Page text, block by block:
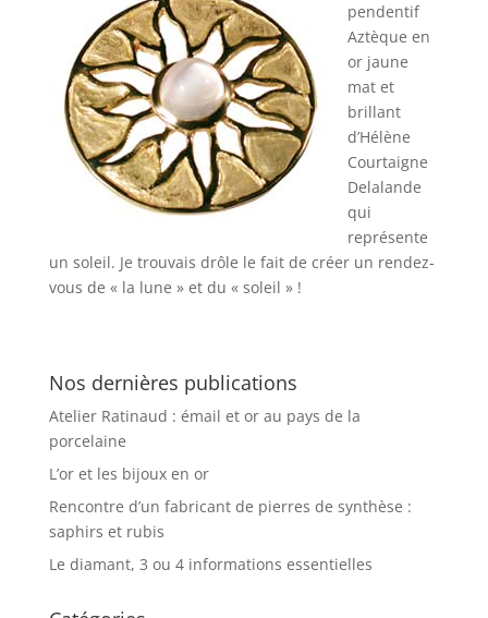
pendentif
Aztèque en
or jaune
mat et
brillant
d’Hélène
Courtaigne
Delalande
qui
représente
un soleil. Je trouvais drôle le fait de créer un rendez-
vous de « la lune » et du « soleil » !
Nos dernières publications
Atelier Ratinaud : émail et or au pays de la
porcelaine
L’or et les bijoux en or
Rencontre d’un fabricant de pierres de synthèse :
saphirs et rubis
Le diamant, 3 ou 4 informations essentielles